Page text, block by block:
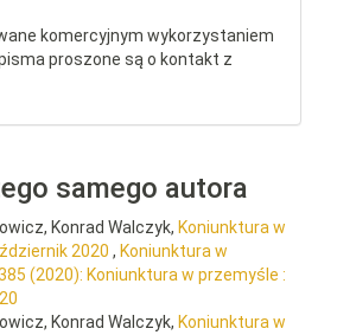
komercyjnym wykorzystaniem
proszone są o kontakt z
samego autora
Konrad Walczyk, Koniunktura w
2020 , Koniunktura w
(2020): Koniunktura w przemyśle :
Konrad Walczyk, Koniunktura w